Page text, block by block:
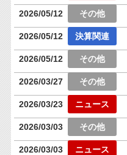
2026/05/12
2026/05/12
2026/05/12
2026/03/27
2026/03/23
2026/03/03
2026/03/03